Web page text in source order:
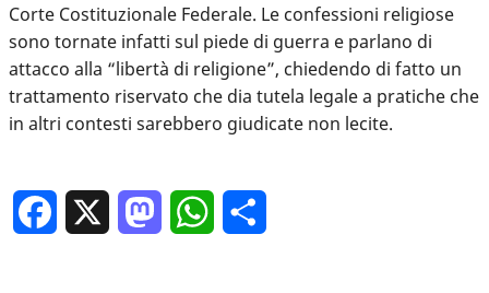
Corte Costituzionale Federale. Le confessioni religiose
sono tornate infatti sul piede di guerra e parlano di
attacco alla “libertà di religione”, chiedendo di fatto un
trattamento riservato che dia tutela legale a pratiche che
in altri contesti sarebbero giudicate non lecite.
Facebook MastodonWhatsApp